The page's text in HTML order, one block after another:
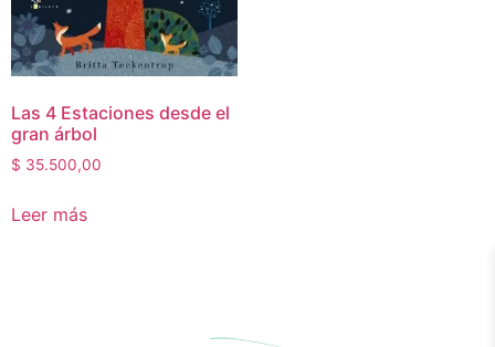
Las 4 Estaciones desde el
gran árbol
$ 35.500,00
Leer más